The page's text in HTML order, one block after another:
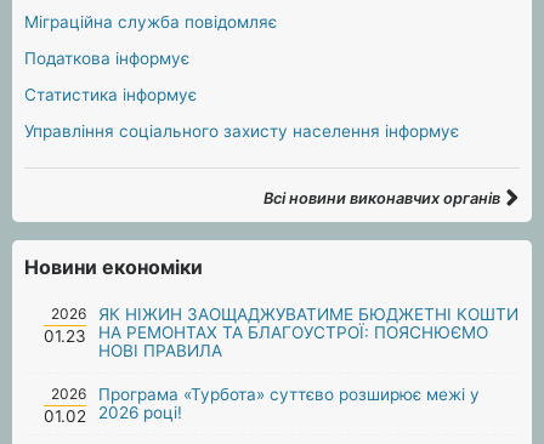
Міграційна служба повідомляє
Податкова інформує
Статистика інформує
Управління соціального захисту населення інформує
Всі новини виконавчих органів
Новини економіки
2026
01.23
ЯК НІЖИН ЗАОЩАДЖУВАТИМЕ БЮДЖЕТНІ КОШТИ
НА РЕМОНТАХ ТА БЛАГОУСТРОЇ: ПОЯСНЮЄМО
НОВІ ПРАВИЛА
2026
01.02
Програма «Турбота» суттєво розширює межі у
2026 році!